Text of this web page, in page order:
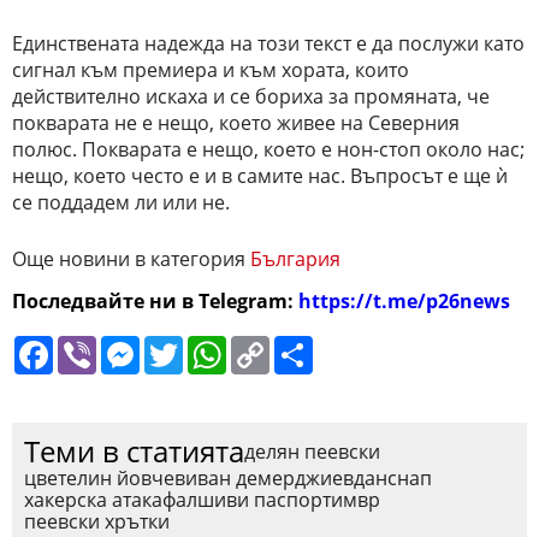
Единствената надежда на този текст е да послужи като
сигнал към премиера и към хората, които
действително искаха и се бориха за промяната, че
покварата не е нещо, което живее на Северния
полюс. Покварата е нещо, което е нон-стоп около нас;
нещо, което често е и в самите нас. Въпросът е ще ѝ
се поддадем ли или не.
Още новини в категория България
Последвайте ни в Telegram: https://t.me/p26news
Facebook
ViberMessenger
TwitterWhatsApp
Copy
Link
Теми в статиятаделян пеевски
цветелин йовчевиван демерджиевданснап
хакерска атакафалшиви паспортимвр
пеевски хрътки